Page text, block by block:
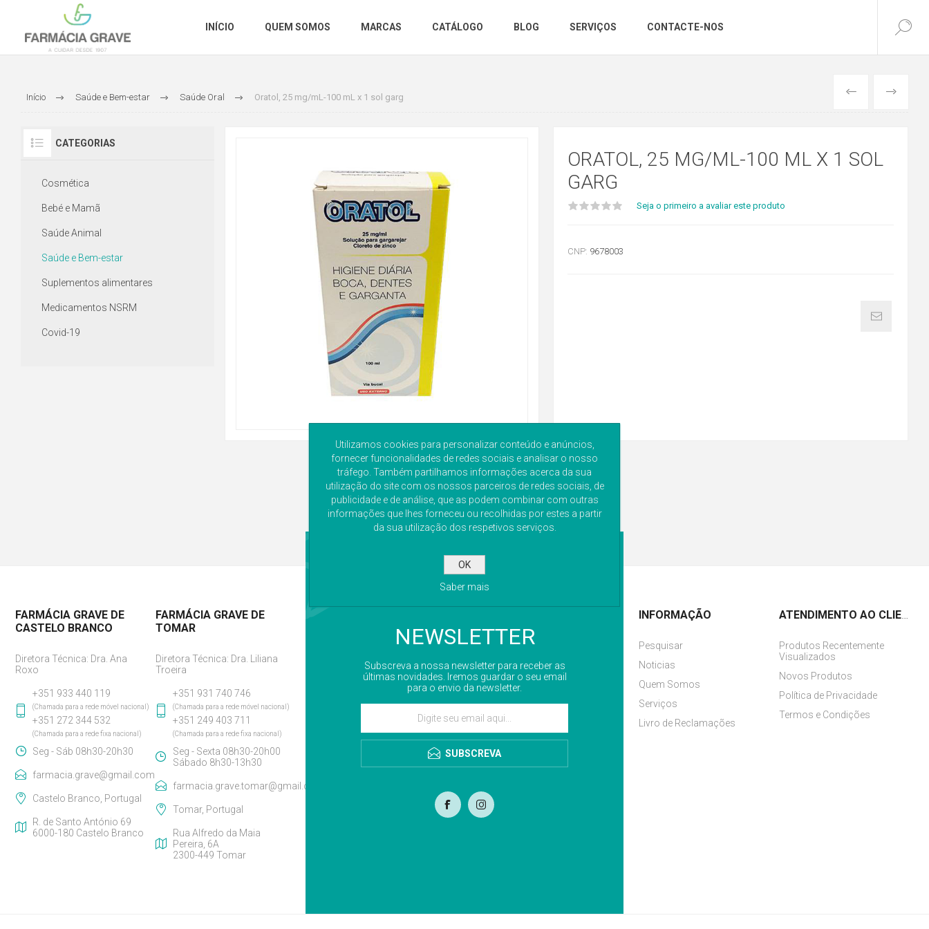
INÍCIO QUEM SOMOS MARCAS CATÁLOGO BLOG SERVIÇOS CONTACTE-NOS
Início Saúde e Bem-estar Saúde Oral Oratol, 25 mg/mL-100 mL x 1 sol garg ANTERIORSEGUINTE
CATEGORIAS
Cosmética
Bebé e Mamã
Saúde Animal
Saúde e Bem-estar
Suplementos alimentares
Medicamentos NSRM
Covid-19
ORATOL, 25 MG/ML-100 ML X 1 SOL
GARG
Seja o primeiro a avaliar este produto
CNP: 9678003
NEWSLETTER
Subscreva a nossa newsletter para receber as
últimas novidades. Iremos guardar o seu email
para o envio da newsletter.
SUBSCREVA
FARMÁCIA GRAVE DE
CASTELO BRANCO
Diretora Técnica: Dra. Ana
Roxo
+351 933 440 119
(Chamada para a rede móvel nacional)
+351 272 344 532
(Chamada para a rede fixa nacional)
Seg - Sáb 08h30-20h30
farmacia.grave@gmail.com
Castelo Branco, Portugal
R. de Santo António 69
6000-180 Castelo Branco
FARMÁCIA GRAVE DE
TOMAR
Diretora Técnica: Dra. Liliana
Troeira
+351 931 740 746
(Chamada para a rede móvel nacional)
+351 249 403 711
(Chamada para a rede fixa nacional)
Seg - Sexta 08h30-20h00
Sábado 8h30-13h30
farmacia.grave.tomar@gmail.com
Tomar, Portugal
Rua Alfredo da Maia
Pereira, 6A
2300-449 Tomar
INFORMAÇÃO
Pesquisar
Noticias
Quem Somos
Serviços
Livro de Reclamações
ATENDIMENTO AO CLIENTE
Produtos Recentemente
Visualizados
Novos Produtos
Política de Privacidade
Termos e Condições
Utilizamos cookies para personalizar conteúdo e anúncios,
fornecer funcionalidades de redes sociais e analisar o nosso
tráfego. Também partilhamos informações acerca da sua
utilização do site com os nossos parceiros de redes sociais, de
publicidade e de análise, que as podem combinar com outras
informações que lhes forneceu ou recolhidas por estes a partir
da sua utilização dos respetivos serviços.
OK
Saber mais